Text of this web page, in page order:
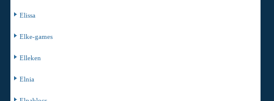
Elissa
Elke-games
Elleken
Elnia